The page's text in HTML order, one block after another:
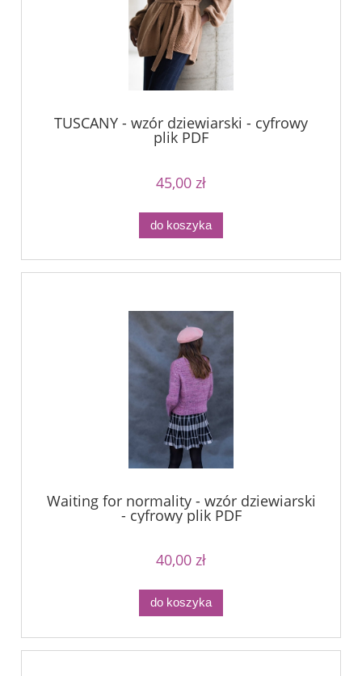
TUSCANY - wzór dziewiarski - cyfrowy
plik PDF
45,00 zł
do koszyka
Waiting for normality - wzór dziewiarski
- cyfrowy plik PDF
40,00 zł
do koszyka